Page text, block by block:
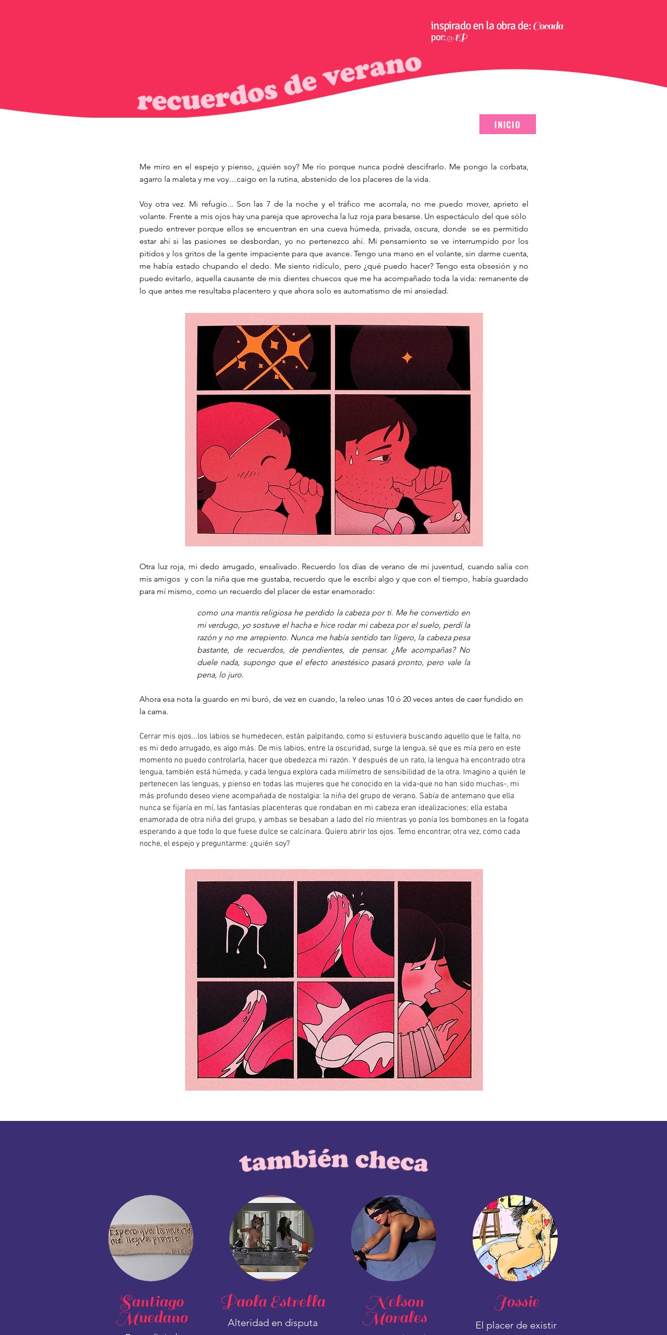
inspirado en la obra de:Cocada
por:AP
INICIO
Me miro en el espejo y pienso, ¿quién soy? Me río porque nunca podré descifrarlo. Me pongo la corbata,
agarro la maleta y me voy…caigo en la rutina, abstenido de los placeres de la vida.
Voy otra vez. Mi refugio... Son las 7 de la noche y el tráfico me acorrala, no me puedo mover, aprieto el
volante. Frente a mis ojos hay una pareja que aprovecha la luz roja para besarse. Un espectáculo del que sólo
puedo entrever porque ellos se encuentran en una cueva húmeda, privada, oscura, donde se es permitido
estar ahí si las pasiones se desbordan, yo no pertenezco ahí. Mi pensamiento se ve interrumpido por los
pitidos y los gritos de la gente impaciente para que avance. Tengo una mano en el volante, sin darme cuenta,
me había estado chupando el dedo. Me siento ridículo, pero ¿qué puedo hacer? Tengo esta obsesión y no
puedo evitarlo, aquella causante de mis dientes chuecos que me ha acompañado toda la vida: remanente de
lo que antes me resultaba placentero y que ahora solo es automatismo de mi ansiedad.
Otra luz roja, mi dedo arrugado, ensalivado. Recuerdo los días de verano de mi juventud, cuando salía con
mis amigos y con la niña que me gustaba, recuerdo que le escribí algo y que con el tiempo, había guardado
para mí mismo, como un recuerdo del placer de estar enamorado:
como una mantis religiosa he perdido la cabeza por ti. Me he convertido en
mi verdugo, yo sostuve el hacha e hice rodar mi cabeza por el suelo, perdí la
razón y no me arrepiento. Nunca me había sentido tan ligero, la cabeza pesa
bastante, de recuerdos, de pendientes, de pensar. ¿Me acompañas? No
duele nada, supongo que el efecto anestésico pasará pronto, pero vale la
pena, lo juro.
Ahora esa nota la guardo en mi buró, de vez en cuando, la releo unas 10 ó 20 veces antes de caer fundido en
la cama.
Cerrar mis ojos...los labios se humedecen, están palpitando, como si estuviera buscando aquello que le falta, no
es mi dedo arrugado, es algo más. De mis labios, entre la oscuridad, surge la lengua, sé que es mía pero en este
momento no puedo controlarla, hacer que obedezca mi razón. Y después de un rato, la lengua ha encontrado otra
lengua, también está húmeda, y cada lengua explora cada milímetro de sensibilidad de la otra. Imagino a quién le
pertenecen las lenguas, y pienso en todas las mujeres que he conocido en la vida-que no han sido muchas-, mi
más profundo deseo viene acompañada de nostalgia: la niña del grupo de verano. Sabía de antemano que ella
nunca se fijaría en mí, las fantasías placenteras que rondaban en mi cabeza eran idealizaciones; ella estaba
enamorada de otra niña del grupo, y ambas se besaban a lado del río mientras yo ponía los bombones en la fogata
esperando a que todo lo que fuese dulce se calcinara. Quiero abrir los ojos. Temo encontrar, otra vez, como cada
noche, el espejo y preguntarme: ¿quién soy?
Santiago
Muedano
Paola Estrella
Alteridad en disputa
Nelson
Morales
Jossie
El placer de existir